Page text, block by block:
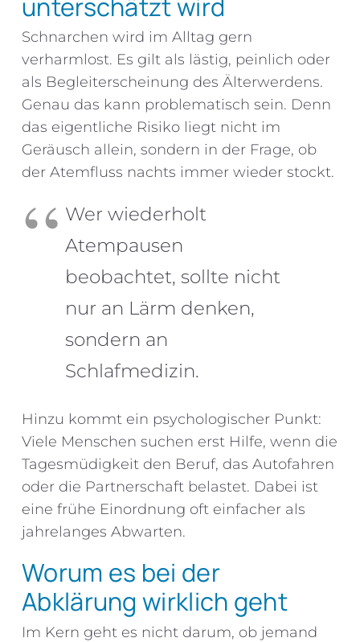
Schnarchen wird im Alltag gern
verharmlost. Es gilt als lästig, peinlich oder
als Begleiterscheinung des Älterwerdens.
Genau das kann problematisch sein. Denn
das eigentliche Risiko liegt nicht im
Geräusch allein, sondern in der Frage, ob
der Atemfluss nachts immer wieder stockt.
Wer wiederholt
Atempausen
beobachtet, sollte nicht
nur an Lärm denken,
sondern an
Schlafmedizin.
Hinzu kommt ein psychologischer Punkt:
Viele Menschen suchen erst Hilfe, wenn die
Tagesmüdigkeit den Beruf, das Autofahren
oder die Partnerschaft belastet. Dabei ist
eine frühe Einordnung oft einfacher als
jahrelanges Abwarten.
Worum es bei der
Abklärung wirklich geht
Im Kern geht es nicht darum, ob jemand